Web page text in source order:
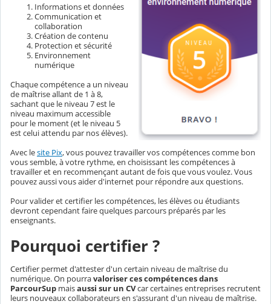
Informations et données
Communication et
collaboration
Création de contenu
Protection et sécurité
Environnement
numérique
Chaque compétence a un niveau
de maîtrise allant de 1 à 8,
sachant que le niveau 7 est le
niveau maximum accessible
pour le moment (et le niveau 5
est celui attendu par nos élèves).
Avec lesite Pix, vous pouvez travailler vos compétences comme bon
vous semble, à votre rythme, en choisissant les compétences à
travailler et en recommençant autant de fois que vous voulez. Vous
pouvez aussi vous aider d'internet pour répondre aux questions.
Pour valider et certifier les compétences, les élèves ou étudiants
devront cependant faire quelques parcours préparés par les
enseignants.
Pourquoi certifier ?
Certifier permet d'attester d'un certain niveau de maîtrise du
numérique. On pourravaloriser ces compétences dans
ParcourSup maisaussi sur un CVcar certaines entreprises recrutent
leurs nouveaux collaborateurs en s'assurant d'un niveau de maîtrise.